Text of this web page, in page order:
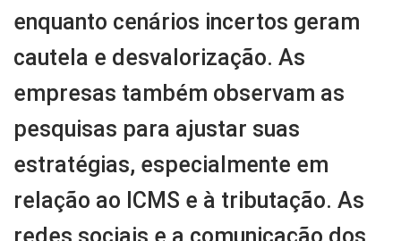
enquanto cenários incertos geram
cautela e desvalorização. As
empresas também observam as
pesquisas para ajustar suas
estratégias, especialmente em
relação ao ICMS e à tributação. As